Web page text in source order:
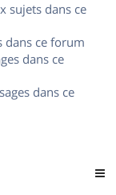
sujets dans ce
dans ce forum
dans ce
dans ce